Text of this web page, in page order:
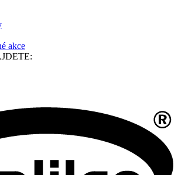
akce